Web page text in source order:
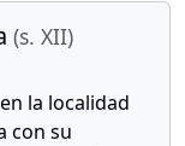
(s. XII)
la localidad
con su